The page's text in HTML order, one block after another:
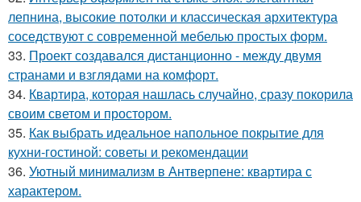
лепнина, высокие потолки и классическая архитектура
соседствуют с современной мебелью простых форм.
33. Проект создавался дистанционно - между двумя
странами и взглядами на комфорт.
34. Квартира, которая нашлась случайно, сразу покорила
своим светом и простором.
35. Как выбрать идеальное напольное покрытие для
кухни-гостиной: советы и рекомендации
36. Уютный минимализм в Антверпене: квартира с
характером.